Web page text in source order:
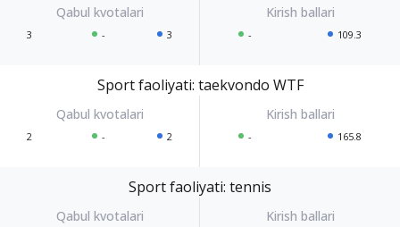
3 - 3 - 109.3
Sport faoliyati: taekvondo WTF
2 - 2 - 165.8
Sport faoliyati: tennis